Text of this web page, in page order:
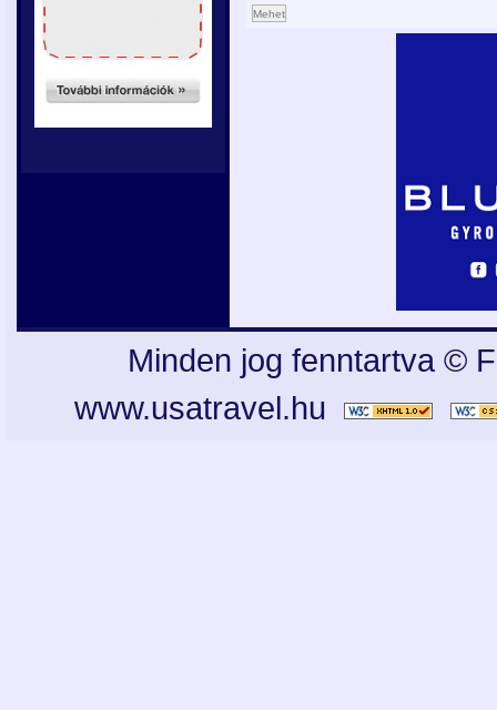
Mehet
Minden jog fenntartva ©
www.usatravel.hu